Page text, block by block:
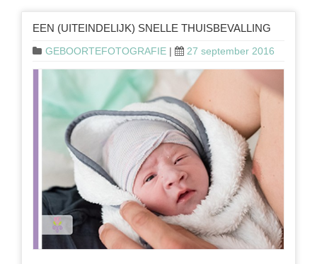
EEN (UITEINDELIJK) SNELLE THUISBEVALLING
GEBOORTEFOTOGRAFIE | 27 september 2016